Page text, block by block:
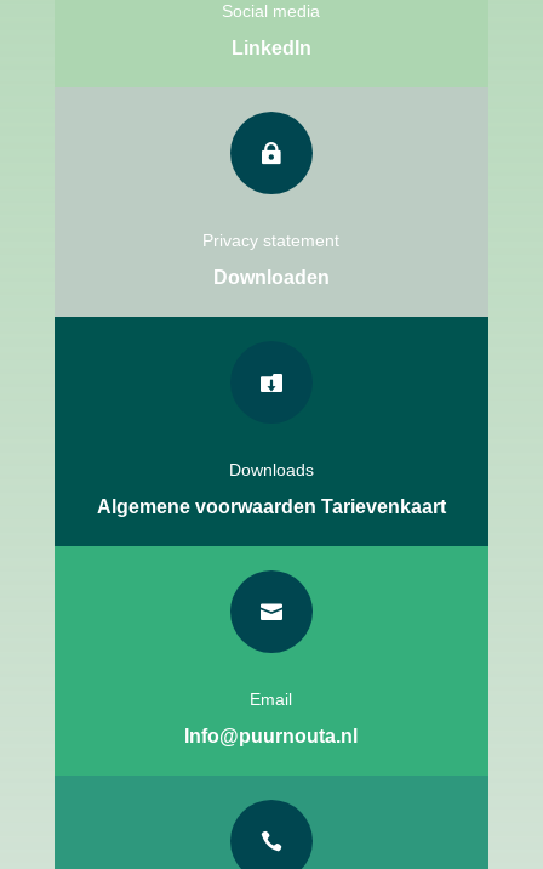
Social media
LinkedIn

Privacy statement
Downloaden

Downloads
Algemene voorwaarden Tarievenkaart

Email
Info@puurnouta.nl
